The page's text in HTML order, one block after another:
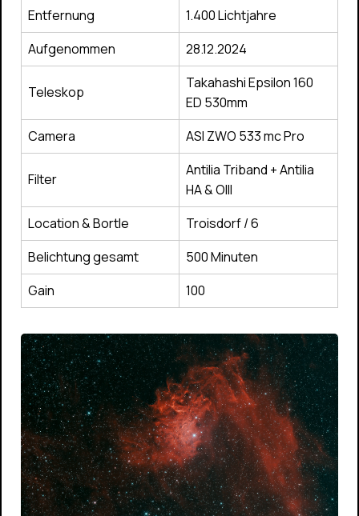
Entfernung
1.400 Lichtjahre
Aufgenommen
28.12.2024
Teleskop
Takahashi Epsilon 160
ED 530mm
Camera
ASI ZWO 533 mc Pro
Filter
Antilia Triband + Antilia
HA & OIII
Location & Bortle
Troisdorf / 6
Belichtung gesamt
500 Minuten
Gain
100